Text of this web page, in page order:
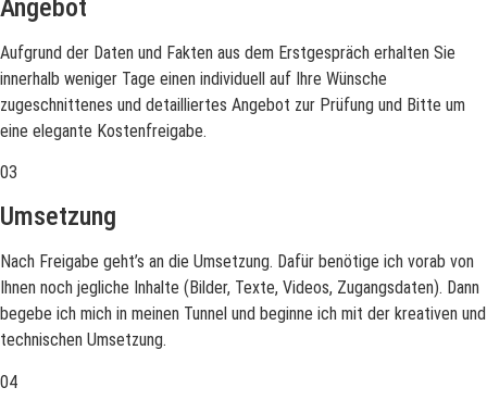
Angebot
Aufgrund der Daten und Fakten aus dem Erstgespräch erhalten Sie
innerhalb weniger Tage einen individuell auf Ihre Wünsche
zugeschnittenes und detailliertes Angebot zur Prüfung und Bitte um
eine elegante Kostenfreigabe.
03
Umsetzung
Nach Freigabe geht’s an die Umsetzung. Dafür benötige ich vorab von
Ihnen noch jegliche Inhalte (Bilder, Texte, Videos, Zugangsdaten). Dann
begebe ich mich in meinen Tunnel und beginne ich mit der kreativen und
technischen Umsetzung.
04